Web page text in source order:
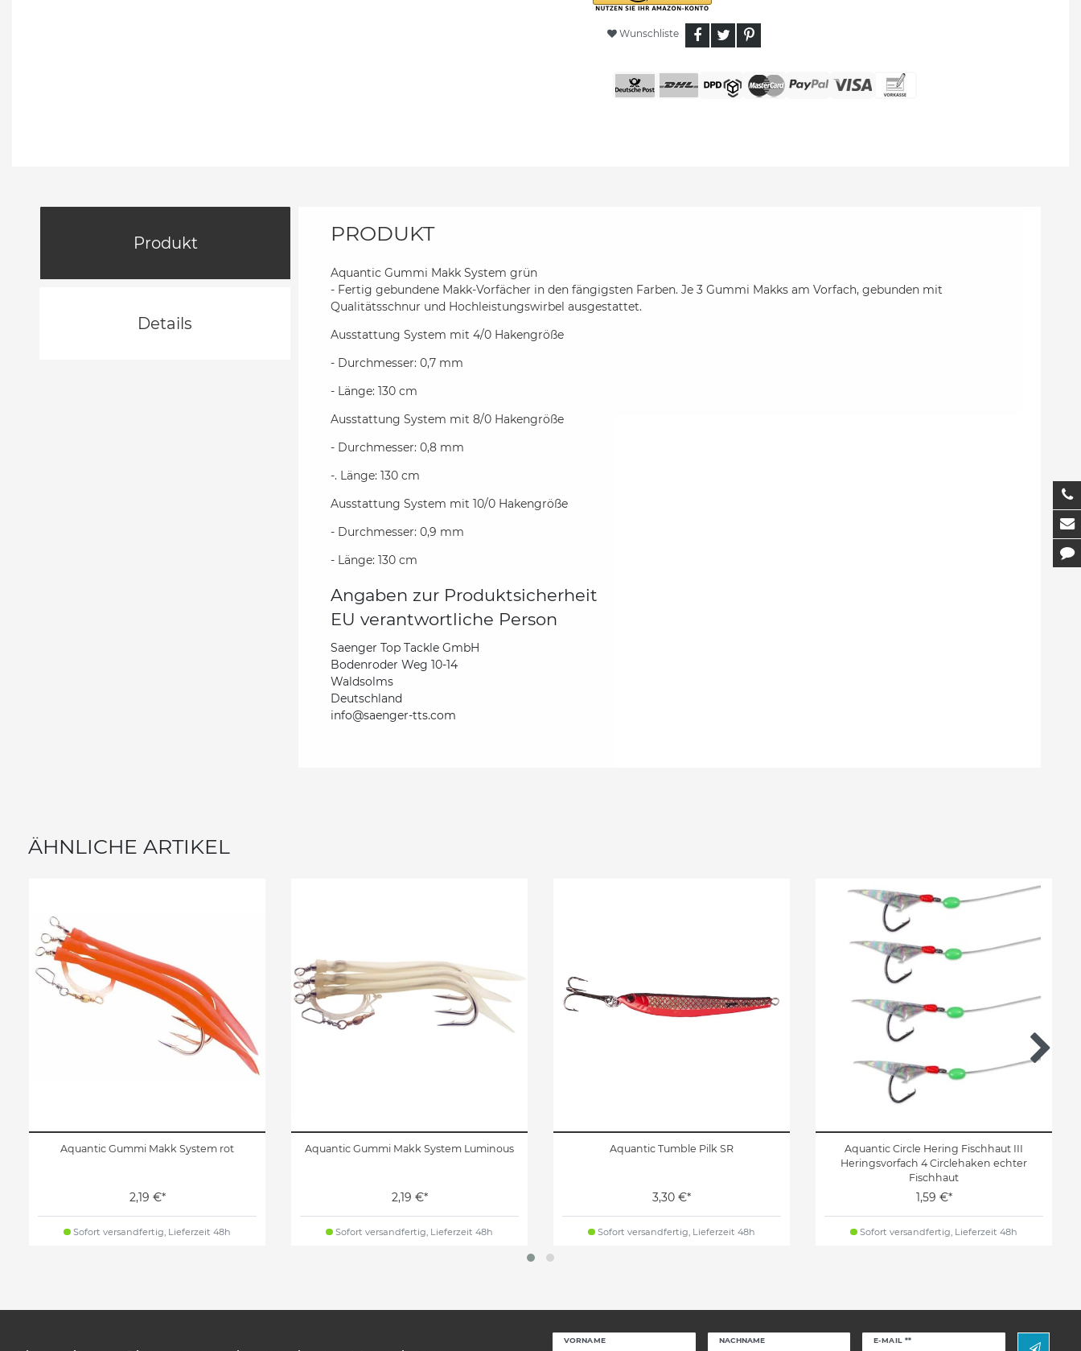
Wunschliste
Produkt
Details
PRODUKT
Aquantic Gummi Makk System grün
- Fertig gebundene Makk-Vorfächer in den fängigsten Farben. Je 3 Gummi Makks am Vorfach, gebunden mit
Qualitätsschnur und Hochleistungswirbel ausgestattet.
Ausstattung System mit 4/0 Hakengröße
- Durchmesser: 0,7 mm
- Länge: 130 cm
Ausstattung System mit 8/0 Hakengröße
- Durchmesser: 0,8 mm
-. Länge: 130 cm
Ausstattung System mit 10/0 Hakengröße
- Durchmesser: 0,9 mm
- Länge: 130 cm
Angaben zur Produktsicherheit
EU verantwortliche Person
Saenger Top Tackle GmbH
Bodenroder Weg 10-14
Waldsolms
Deutschland
info@saenger-tts.com
ÄHNLICHE ARTIKEL
Aquantic Gummi Makk System rot
2,19 €*
Sofort versandfertig, Lieferzeit 48h
Aquantic Gummi Makk System Luminous
2,19 €*
Sofort versandfertig, Lieferzeit 48h
Aquantic Tumble Pilk SR
3,30 €*
Sofort versandfertig, Lieferzeit 48h
Aquantic Circle Hering Fischhaut III
Heringsvorfach 4 Circlehaken echter
Fischhaut
1,59 €*
Sofort versandfertig, Lieferzeit 48h
VORNAME NACHNAME E-MAIL **
Newsletter